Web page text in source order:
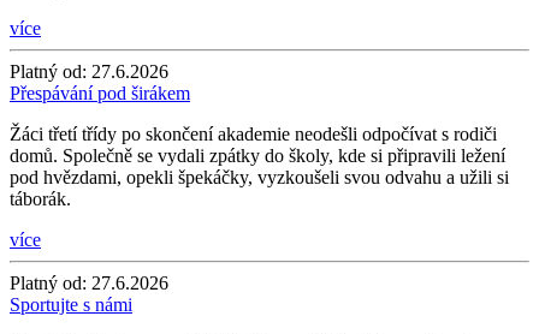
více
Platný od: 27.6.2026
Přespávání pod širákem
Žáci třetí třídy po skončení akademie neodešli odpočívat s rodiči
domů. Společně se vydali zpátky do školy, kde si připravili ležení
pod hvězdami, opekli špekáčky, vyzkoušeli svou odvahu a užili si
táborák.
více
Platný od: 27.6.2026
Sportujte s námi